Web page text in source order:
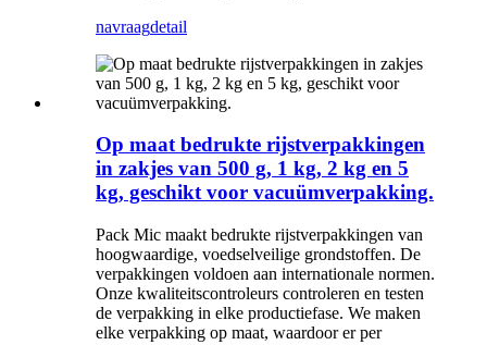
navraagdetail
Op maat bedrukte rijstverpakkingen
in zakjes van 500 g, 1 kg, 2 kg en 5
kg, geschikt voor vacuümverpakking.
Pack Mic maakt bedrukte rijstverpakkingen van
hoogwaardige, voedselveilige grondstoffen. De
verpakkingen voldoen aan internationale normen.
Onze kwaliteitscontroleurs controleren en testen
de verpakking in elke productiefase. We maken
elke verpakking op maat, waardoor er per